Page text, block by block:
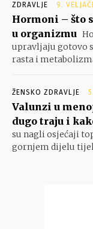
ZDRAVLJE 9.
Hormoni – što
u organizmu
upravljaju gotovo
rasta i
ŽENSKO ZDRAVLJE
Valunzi u
dugo traju i
su nagli osjećaji
gornjem dijelu